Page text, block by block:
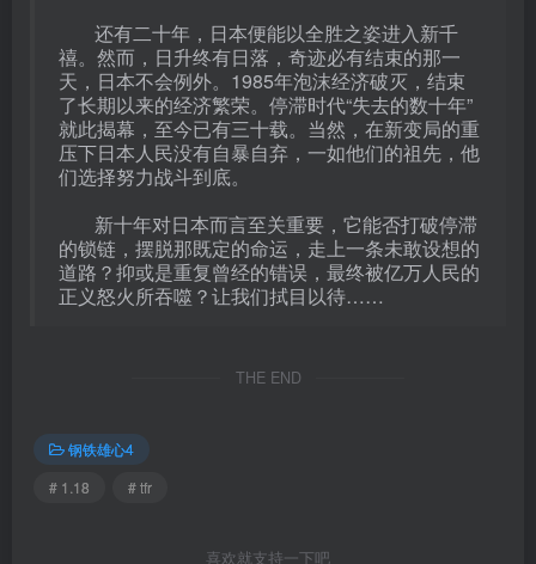
还有二十年，日本便能以全胜之姿进入新千
禧。然而，日升终有日落，奇迹必有结束的那一
天，日本不会例外。1985年泡沫经济破灭，结束
了长期以来的经济繁荣。停滞时代“失去的数十年”
就此揭幕，至今已有三十载。当然，在新变局的重
压下日本人民没有自暴自弃，一如他们的祖先，他
们选择努力战斗到底。
新十年对日本而言至关重要，它能否打破停滞
的锁链，摆脱那既定的命运，走上一条未敢设想的
道路？抑或是重复曾经的错误，最终被亿万人民的
正义怒火所吞噬？让我们拭目以待……
THE END
钢铁雄心4
# 1.18
# tfr
喜欢就支持一下吧